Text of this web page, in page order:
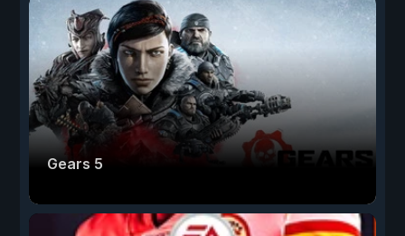
Gears 5